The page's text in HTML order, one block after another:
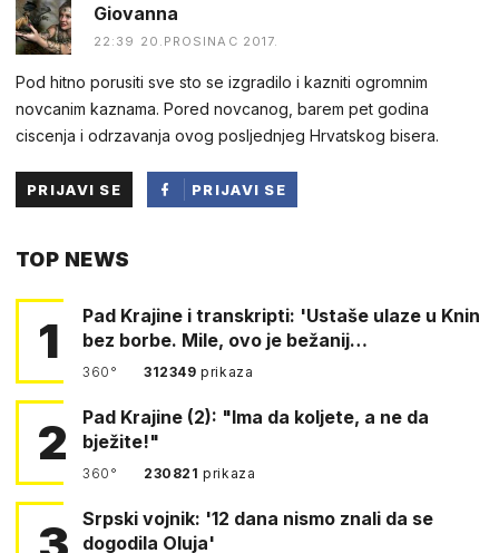
Giovanna
22:39 20.PROSINAC 2017.
Pod hitno porusiti sve sto se izgradilo i kazniti ogromnim
novcanim kaznama. Pored novcanog, barem pet godina
ciscenja i odrzavanja ovog posljednjeg Hrvatskog bisera.
PRIJAVI SE
PRIJAVI SE
TOP NEWS
1
Pad Krajine i transkripti: 'Ustaše ulaze u Knin
bez borbe. Mile, ovo je bežanij…
360° 312349prikaza
2
Pad Krajine (2): "Ima da koljete, a ne da
bježite!"
360° 230821prikaza
Srpski vojnik: '12 dana nismo znali da se
dogodila Oluja'